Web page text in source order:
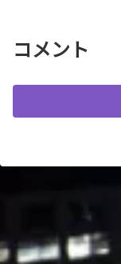
コメント